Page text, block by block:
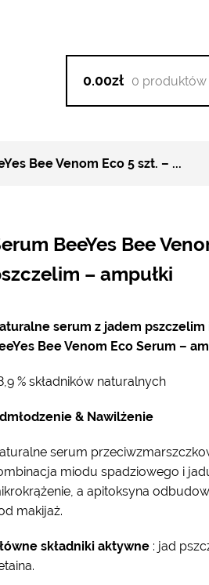
0.00zł 0 produktów
Bee Venom Eco 5 szt. – ...
BeeYes Bee
– ampułki
serum z jadem
Bee Venom Eco Serum –
% składników naturalnych
& Nawilżenie
serum
miodu spadziowego i
a apitoksyna
makijaż.
składniki aktywne: jad